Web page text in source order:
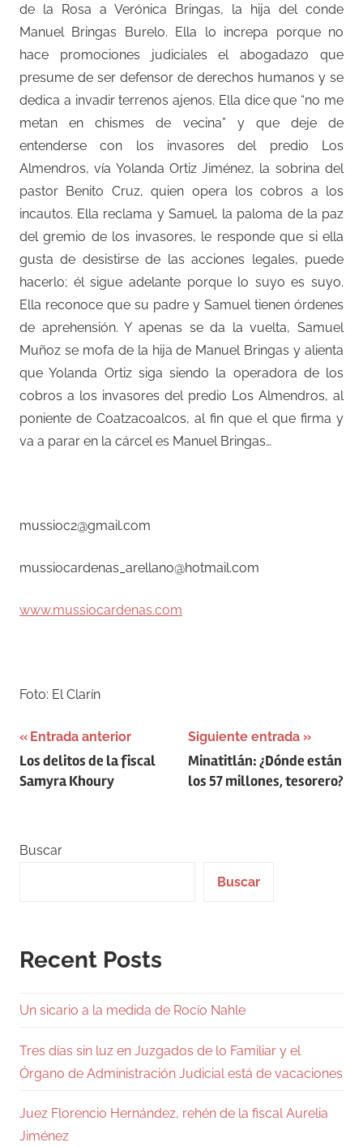
de la Rosa a Verónica Bringas, la hija del conde
Manuel Bringas Burelo. Ella lo increpa porque no
hace promociones judiciales el abogadazo que
presume de ser defensor de derechos humanos y se
dedica a invadir terrenos ajenos. Ella dice que “no me
metan en chismes de vecina” y que deje de
entenderse con los invasores del predio Los
Almendros, vía Yolanda Ortiz Jiménez, la sobrina del
pastor Benito Cruz, quien opera los cobros a los
incautos. Ella reclama y Samuel, la paloma de la paz
del gremio de los invasores, le responde que si ella
gusta de desistirse de las acciones legales, puede
hacerlo; él sigue adelante porque lo suyo es suyo.
Ella reconoce que su padre y Samuel tienen órdenes
de aprehensión. Y apenas se da la vuelta, Samuel
Muñoz se mofa de la hija de Manuel Bringas y alienta
que Yolanda Ortiz siga siendo la operadora de los
cobros a los invasores del predio Los Almendros, al
poniente de Coatzacoalcos, al fin que el que firma y
va a parar en la cárcel es Manuel Bringas…
mussioc2@gmail.com
mussiocardenas_arellano@hotmail.com
www.mussiocardenas.com
Foto: El Clarín
Navegación
de
Entrada anterior
Los delitos de la fiscal
Samyra Khoury
Siguiente entrada
Minatitlán: ¿Dónde están
los 57 millones, tesorero?
Buscar
Buscar
Recent Posts
Un sicario a la medida de Rocío Nahle
Tres días sin luz en Juzgados de lo Familiar y el
Órgano de Administración Judicial está de vacaciones
Juez Florencio Hernández, rehén de la fiscal Aurelia
Jiménez